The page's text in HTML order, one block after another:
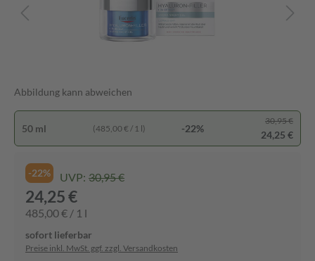
Abbildung kann abweichen
50 ml (485,00 € / 1 l) -22%
30,95 €
24,25 €
-22% UVP: 30,95 €
24,25 €
485,00 € / 1 l
sofort lieferbar
Preise inkl. MwSt. ggf. zzgl. Versandkosten